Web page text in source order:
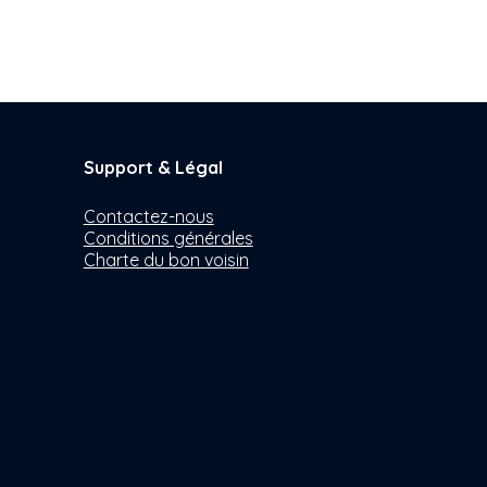
Support & Légal
Contactez-nous
Conditions générales
Charte du bon voisin